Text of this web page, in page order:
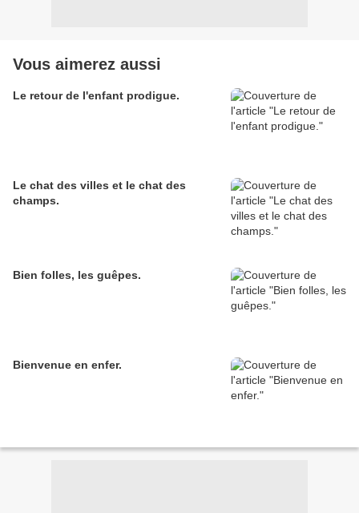
Vous aimerez aussi
Le retour de l'enfant prodigue.
Le chat des villes et le chat des
champs.
Bien folles, les guêpes.
Bienvenue en enfer.